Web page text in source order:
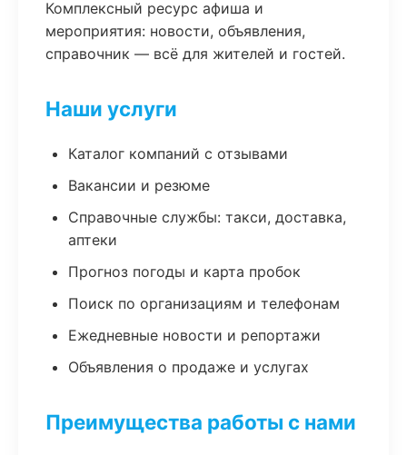
Комплексный ресурс афиша и
мероприятия: новости, объявления,
справочник — всё для жителей и гостей.
Наши услуги
Каталог компаний с отзывами
Вакансии и резюме
Справочные службы: такси, доставка,
аптеки
Прогноз погоды и карта пробок
Поиск по организациям и телефонам
Ежедневные новости и репортажи
Объявления о продаже и услугах
Преимущества работы с нами